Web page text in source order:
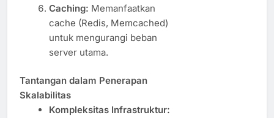
Caching: Memanfaatkan
cache (Redis, Memcached)
untuk mengurangi beban
server utama.
Tantangan dalam Penerapan
Skalabilitas
Kompleksitas Infrastruktur: